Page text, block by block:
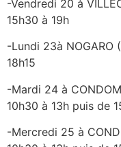
-Vendredi 20 à
15h30 à 19h
-Lundi 23à NOGARO
18h15
-Mardi 24 à
10h30 à 13h puis de
-Mercredi 25 à